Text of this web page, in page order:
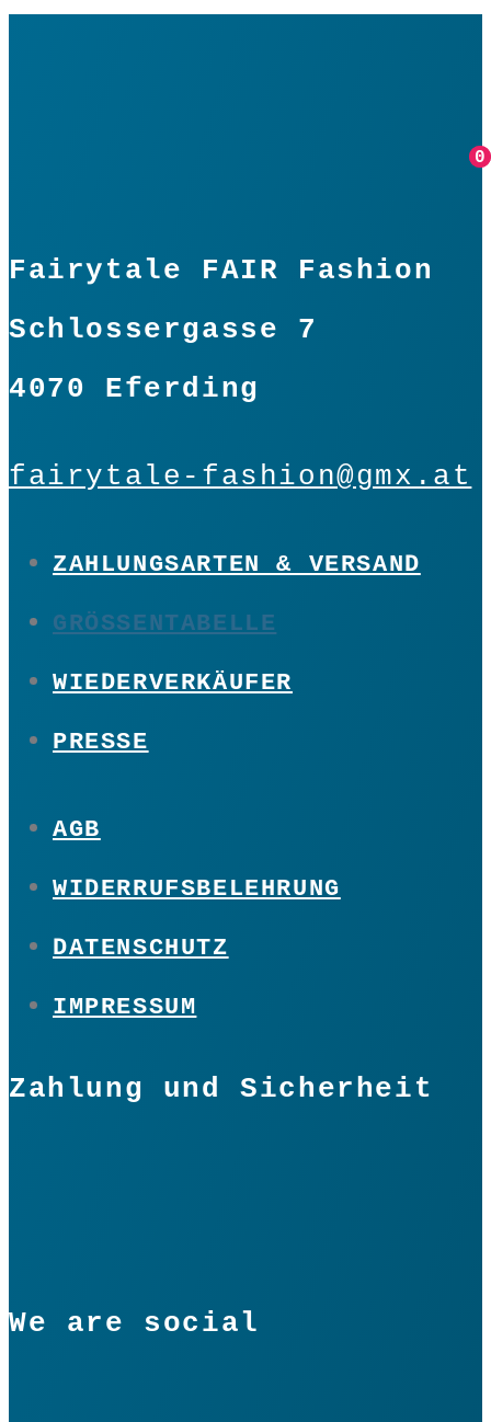
0
0
Fairytale FAIR Fashion
Schlossergasse 7
4070 Eferding
fairytale-fashion@gmx.at
ZAHLUNGSARTEN & VERSAND
GRÖSSENTABELLE
WIEDERVERKÄUFER
PRESSE
AGB
WIDERRUFSBELEHRUNG
DATENSCHUTZ
IMPRESSUM
Zahlung und Sicherheit
We are social